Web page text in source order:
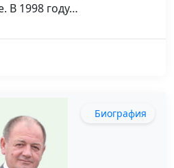
В 1998 году…
Биография